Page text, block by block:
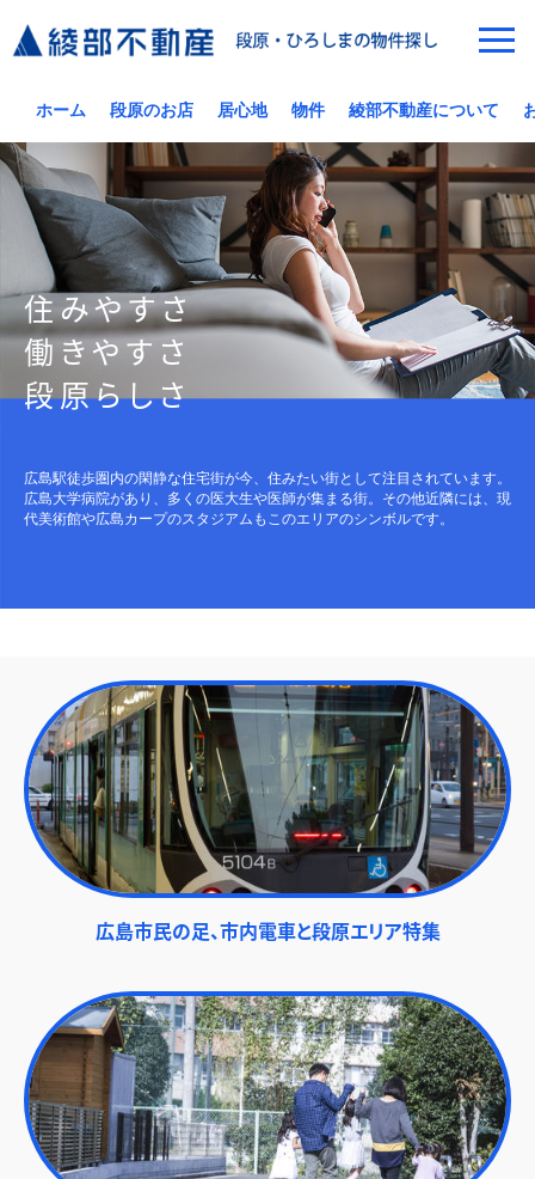
ホーム 段原のお店 居心地 物件 綾部不動産について
住みやすさ
働きやすさ
段原らしさ
広島駅徒歩圏内の閑静な住宅街が今、住みたい街として注目されています。
広島大学病院があり、多くの医大生や医師が集まる街。その他近隣には、現
代美術館や広島カープのスタジアムもこのエリアのシンボルです。
広島市民の足、市内電車と段原エリア特集